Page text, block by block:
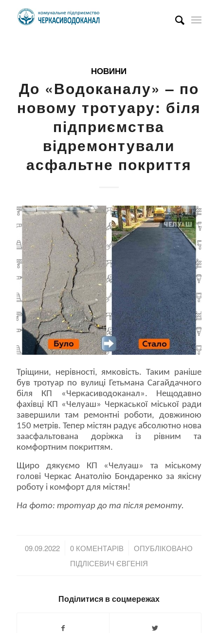
НОВИНИ
До «Водоканалу» – по
новому тротуару: біля
підприємства
відремонтували
асфальтне покриття
Тріщини, нерівності, ямковість. Таким раніше
був тротуар по вулиці Гетьмана Сагайдачного
біля КП «Черкасиводоканал». Нещодавно
фахівці КП «Челуаш» Черкаської міської ради
завершили там ремонтні роботи, довжиною
150 метрів. Тепер містян радує абсолютно нова
заасфальтована доріжка із рівним та
комфортним покриттям.
Щиро дякуємо КП «Челуаш» та міському
голові Черкас Анатолію Бондаренко за якісну
роботу і комфорт для містян!
На фото: тротуар до та після ремонту.
09.09.2022
/ 0 КОМЕНТАРІВ
/
ОПУБЛІКОВАНО
ПІДЛІСЕВИЧ ЄВГЕНІЯ
Поділитися в соцмережах